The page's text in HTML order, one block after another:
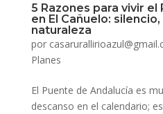
5 Razones para vivir
en El Cañuelo:
naturaleza
por
Planes
El Puente de Andalucía es
descanso en el calendario;